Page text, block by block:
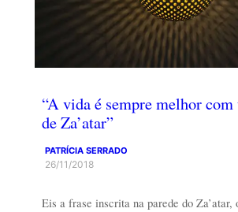
“A vida é sempre melhor
de Za’atar”
PATRÍCIA SERRADO
26/11/2018
Eis a frase inscrita na parede do Za’atar,